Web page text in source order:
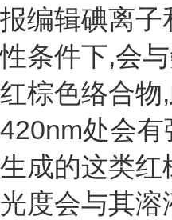
报编辑碘离子
性条件下,会
红棕色络合物
420nm处会
生成的这类红
光度会与其溶